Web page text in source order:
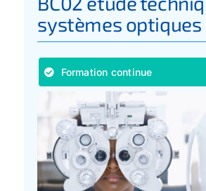
systèmes optiques
Formation continue